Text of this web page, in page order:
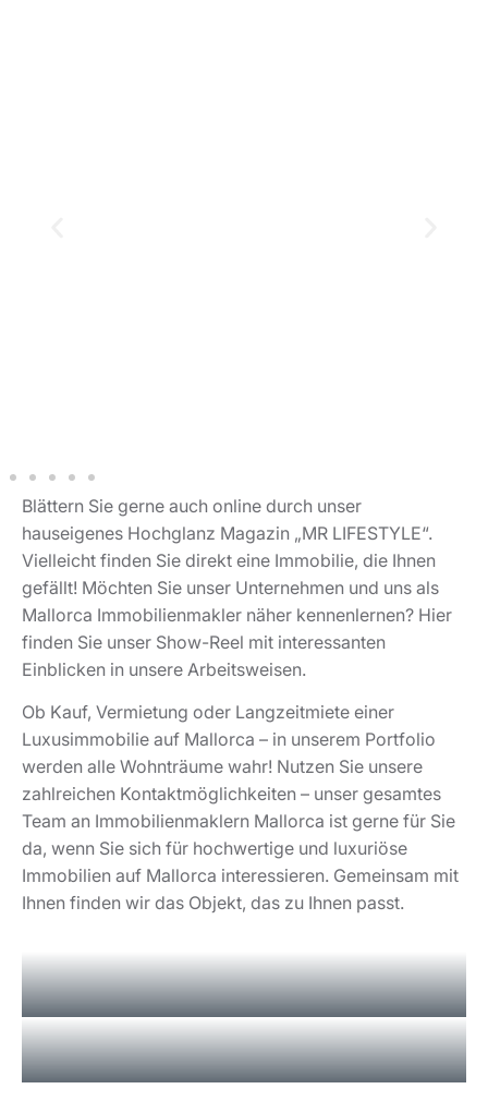
Blättern Sie gerne auch online durch unser
hauseigenes Hochglanz Magazin „MR LIFESTYLE“.
Vielleicht finden Sie direkt eine Immobilie, die Ihnen
gefällt! Möchten Sie unser Unternehmen und uns als
Mallorca Immobilienmakler näher kennenlernen? Hier
finden Sie unser Show-Reel mit interessanten
Einblicken in unsere Arbeitsweisen.
Ob Kauf, Vermietung oder Langzeitmiete einer
Luxusimmobilie auf Mallorca – in unserem Portfolio
werden alle Wohnträume wahr! Nutzen Sie unsere
zahlreichen Kontaktmöglichkeiten – unser gesamtes
Team an Immobilienmaklern Mallorca ist gerne für Sie
da, wenn Sie sich für hochwertige und luxuriöse
Immobilien auf Mallorca interessieren. Gemeinsam mit
Ihnen finden wir das Objekt, das zu Ihnen passt.